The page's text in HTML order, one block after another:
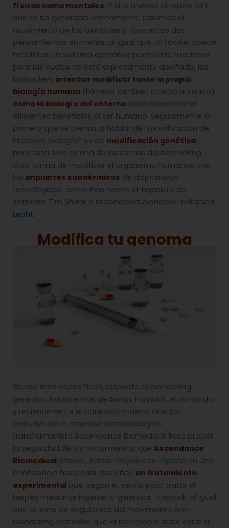
físicas como mentales. Y si lo unimos al rollete D.I.Y.
que se ha generado últimamente, tenemos el
movimiento de los biohackers. Con estos dos
pensamientos en mente, al igual que un hacker puede
modificar un sistema operativo para darle funciones
para las cuales no está expresamente diseñado, los
biohackers intentan modificar tanto la propia
biología humana (llámese también cuerpo humano)
como la biología del entorno para proporcionar
diferentes beneficios al ser humano. Seguramente lo
primero que se piensa al hablar de “modificación de
la propia biología” es de modificación genética,
pero esta solo es una de las ramas del biohacking.
Otra forma de modificar el organismo humanos son
los implantes subdérmicos de dispositivos
tecnológicos, como han hecho el ingeniero de
software Tim Shank o la conocida biohacker británica
Lepht.
Modifica tu genoma
Siendo más específicos, respecto al biohacking
genético, hablaremos de Aaron Traywick, el conocido
y recientemente encontrado muerto director
ejecutivo de la empresa biotecnológica
transhumanista Ascendance Biomedical. Para probar
la seguridad de los tratamientos que Ascendance
Biomedical ofrece, Aaron Traywick se inyectó en una
conferencia hace casi dos años un tratamiento
experimental que, según él, servía para tratar el
herpes mediante ingeniería genética. Traywick, al igual
que el resto de seguidores del movimiento pro-
biohacking, pensaba que la tecnología debe estar al